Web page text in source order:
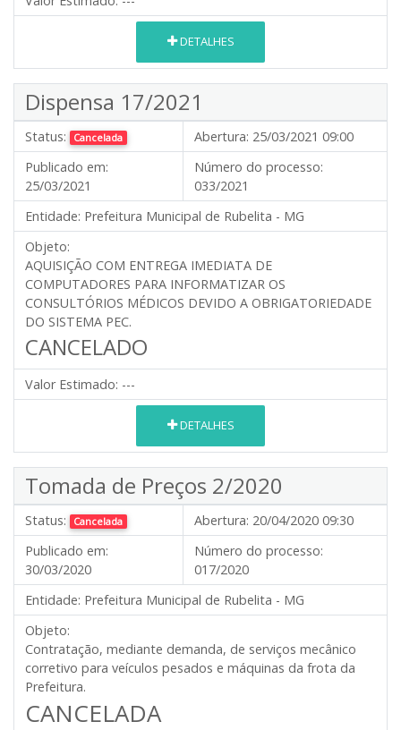
DETALHES
Dispensa 17/2021
Status: Cancelada Abertura: 25/03/2021 09:00
Publicado em:
25/03/2021
Número do processo:
033/2021
Entidade: Prefeitura Municipal de Rubelita - MG
Objeto:
AQUISIÇÃO COM ENTREGA IMEDIATA DE
COMPUTADORES PARA INFORMATIZAR OS
CONSULTÓRIOS MÉDICOS DEVIDO A OBRIGATORIEDADE
DO SISTEMA PEC.
CANCELADO
Valor Estimado: ---
DETALHES
Tomada de Preços 2/2020
Status: Cancelada Abertura: 20/04/2020 09:30
Publicado em:
30/03/2020
Número do processo:
017/2020
Entidade: Prefeitura Municipal de Rubelita - MG
Objeto:
Contratação, mediante demanda, de serviços mecânico
corretivo para veículos pesados e máquinas da frota da
Prefeitura.
CANCELADA